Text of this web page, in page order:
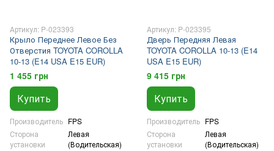
Артикул: P-023393
Крыло Переднее Левое Без
Отверстия TOYOTA COROLLA
10-13 (E14 USA E15 EUR)
1 455 грн
Купить
Производитель FPS
Сторона
установки
Левая
(Водительская)
Артикул: P-023395
Дверь Передняя Левая
TOYOTA COROLLA 10-13 (E14
USA E15 EUR)
9 415 грн
Купить
Производитель FPS
Сторона
установки
Левая
(Водительская)